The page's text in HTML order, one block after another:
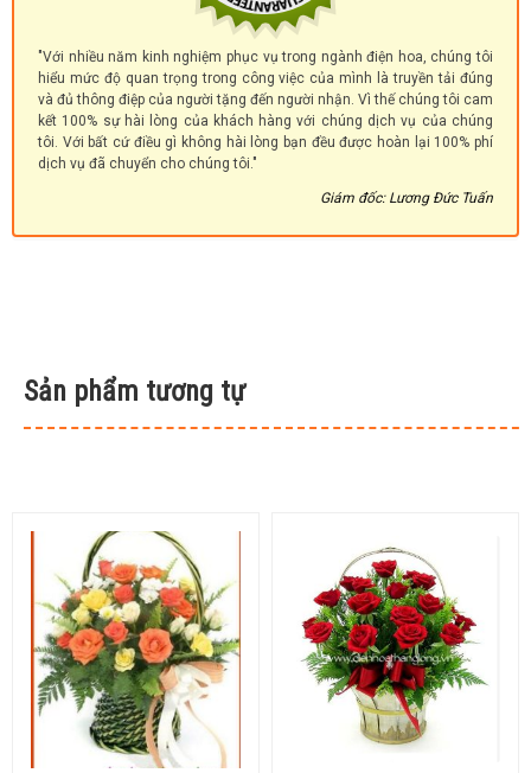
"Với nhiều năm kinh nghiệm phục vụ trong ngành điện hoa, chúng tôi
hiểu mức độ quan trọng trong công việc của mình là truyền tải đúng
và đủ thông điệp của người tặng đến người nhận. Vì thế chúng tôi cam
kết 100% sự hài lòng của khách hàng với chúng dịch vụ của chúng
tôi. Với bất cứ điều gì không hài lòng bạn đều được hoàn lại 100% phí
dịch vụ đã chuyển cho chúng tôi."
Giám đốc: Lương Đức Tuấn
Sản phẩm tương tự